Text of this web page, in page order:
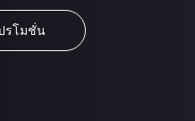
รโมชั่น